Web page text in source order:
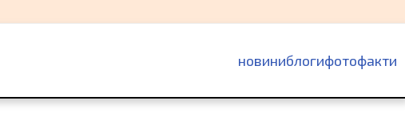
основна
навіґація
новиниблогифотофакти